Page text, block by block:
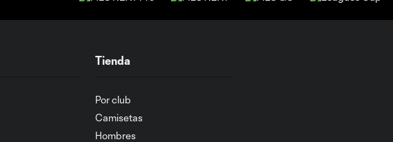
Tienda
Por club
Camisetas
Hombres